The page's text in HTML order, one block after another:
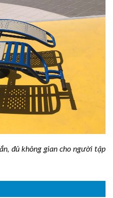
đủ không gian cho người tập